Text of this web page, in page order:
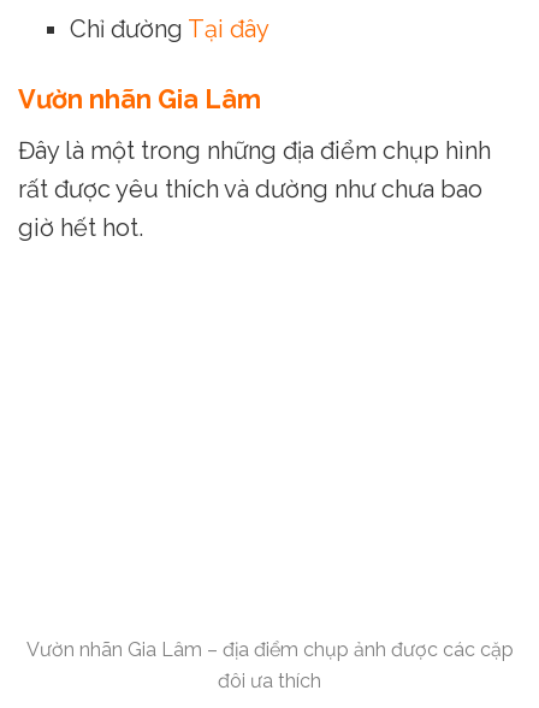
Chỉ đường Tại đây
Vườn nhãn Gia Lâm
Đây là một trong những địa điểm chụp hình
rất được yêu thích và dường như chưa bao
giờ hết hot.
Vườn nhãn Gia Lâm – địa điểm chụp ảnh được các cặp
đôi ưa thích